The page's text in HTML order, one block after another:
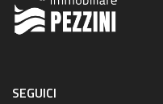
SEGUICI